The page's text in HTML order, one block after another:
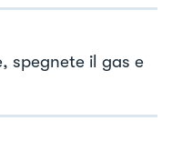
spegnete il gas e